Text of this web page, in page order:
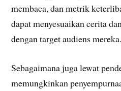
membaca, dan metrik
dapat menyesuaikan cerita
dengan target audiens mereka.
Sebagaimana juga lewat
memungkinkan